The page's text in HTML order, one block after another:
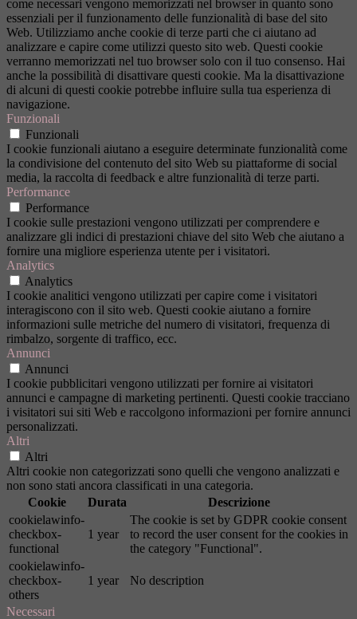
come necessari vengono memorizzati nel browser in quanto sono
essenziali per il funzionamento delle funzionalità di base del sito
Web. Utilizziamo anche cookie di terze parti che ci aiutano ad
analizzare e capire come utilizzi questo sito web. Questi cookie
verranno memorizzati nel tuo browser solo con il tuo consenso. Hai
anche la possibilità di disattivare questi cookie. Ma la disattivazione
di alcuni di questi cookie potrebbe influire sulla tua esperienza di
navigazione.
Funzionali
Funzionali
I cookie funzionali aiutano a eseguire determinate funzionalità come
la condivisione del contenuto del sito Web su piattaforme di social
media, la raccolta di feedback e altre funzionalità di terze parti.
Performance
Performance
I cookie sulle prestazioni vengono utilizzati per comprendere e
analizzare gli indici di prestazioni chiave del sito Web che aiutano a
fornire una migliore esperienza utente per i visitatori.
Analytics
Analytics
I cookie analitici vengono utilizzati per capire come i visitatori
interagiscono con il sito web. Questi cookie aiutano a fornire
informazioni sulle metriche del numero di visitatori, frequenza di
rimbalzo, sorgente di traffico, ecc.
Annunci
Annunci
I cookie pubblicitari vengono utilizzati per fornire ai visitatori
annunci e campagne di marketing pertinenti. Questi cookie tracciano
i visitatori sui siti Web e raccolgono informazioni per fornire annunci
personalizzati.
Altri
Altri
Altri cookie non categorizzati sono quelli che vengono analizzati e
non sono stati ancora classificati in una categoria.
Cookie
Durata
Descrizione
cookielawinfo-
checkbox-
functional
1 year
The cookie is set by GDPR cookie consent
to record the user consent for the cookies in
the category "Functional".
cookielawinfo-
checkbox-
others
1 year No description
Necessari